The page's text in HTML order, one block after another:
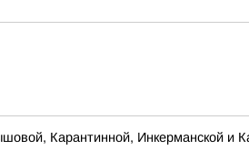
Карантинной, Инкерманской и